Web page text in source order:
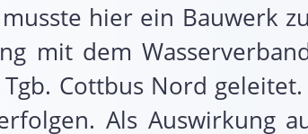
hier ein Bauwerk
mit dem
Cottbus Nord
Als Auswirkung